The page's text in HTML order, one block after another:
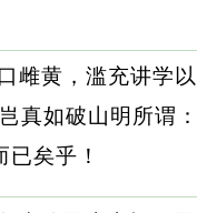
雌黄，滥充讲学
真如破山明所谓
已矣乎！